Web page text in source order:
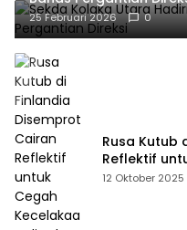
25 Februari 2026 0
Rusa Kutub
Reflektif
Raya
12 Oktober 2025